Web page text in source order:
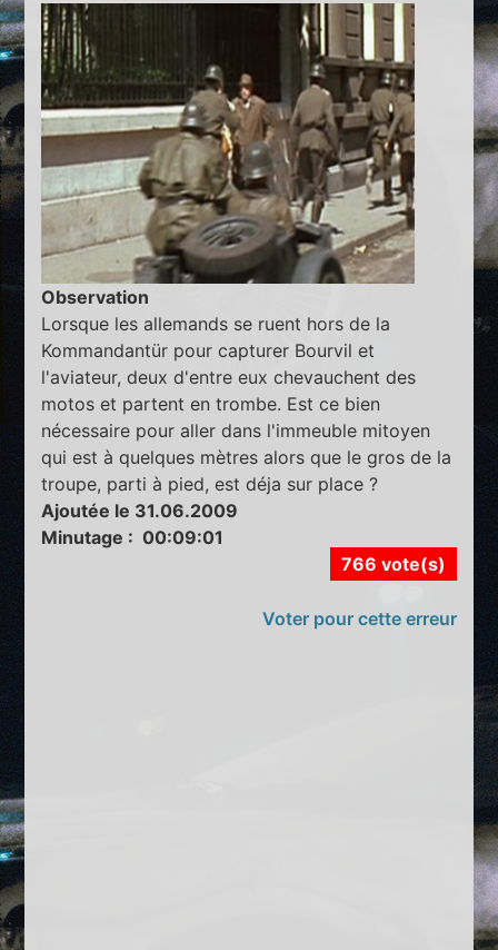
Observation
Lorsque les allemands se ruent hors de la
Kommandantür pour capturer Bourvil et
l'aviateur, deux d'entre eux chevauchent des
motos et partent en trombe. Est ce bien
nécessaire pour aller dans l'immeuble mitoyen
qui est à quelques mètres alors que le gros de la
troupe, parti à pied, est déja sur place ?
Ajoutée le 31.06.2009
Minutage : 00:09:01
766 vote(s)
Voter pour cette erreur